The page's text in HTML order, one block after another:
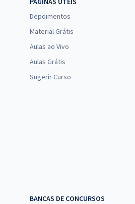
Depoimentos
Material Grátis
Aulas ao Vivo
Aulas Grátis
Sugerir Curso
BANCAS DE CONCURSOS